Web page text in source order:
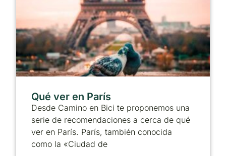
Qué ver en París
Desde Camino en Bici te proponemos una
serie de recomendaciones a cerca de qué
ver en París. París, también conocida
como la «Ciudad de